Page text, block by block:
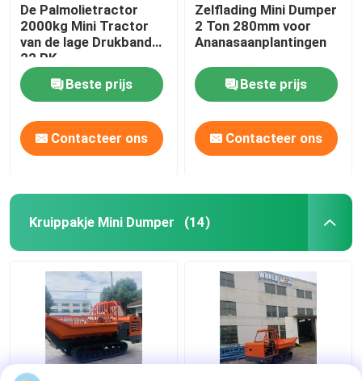
De Palmolietractor
2000kg Mini Tractor
van de lage Drukband
22 PK
Beste prijs
Contacteer ons
Zelflading Mini Dumper
2 Ton 280mm voor
Ananasaanplantingen
Beste prijs
Contacteer ons
Kruippakje Mini Dumper (14)